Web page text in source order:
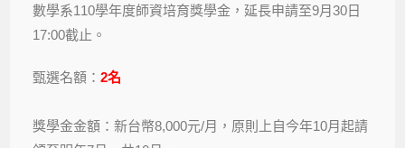
數學系110學年度師資培育獎學金，延長申請至9月30日
17:00截止。
甄選名額：2名
獎學金金額：新台幣8,000元/月，原則上自今年10月起請